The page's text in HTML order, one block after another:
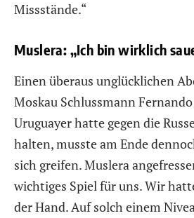
Missstände.“
Muslera: „Ich bin wirklich
Einen überaus unglücklichen
Moskau Schlussmann
Uruguayer hatte gegen die
halten, musste am Ende
sich greifen. Muslera
wichtiges Spiel für uns. Wir
der Hand. Auf solch einem